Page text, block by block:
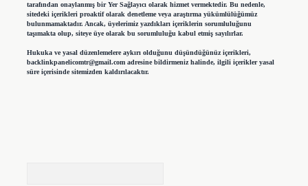
tarafından onaylanmış bir Yer Sağlayıcı olarak hizmet vermektedir. Bu nedenle,
sitedeki içerikleri proaktif olarak denetleme veya araştırma yükümlülüğümüz
bulunmamaktadır. Ancak, üyelerimiz yazdıkları içeriklerin sorumluluğunu
taşımakta olup, siteye üye olarak bu sorumluluğu kabul etmiş sayılırlar.
Hukuka ve yasal düzenlemelere aykırı olduğunu düşündüğünüz içerikleri,
backlinkpanelicomtr@gmail.comadresine bildirmeniz halinde, ilgili içerikler yasal
süre içerisinde sitemizden kaldırılacaktır.